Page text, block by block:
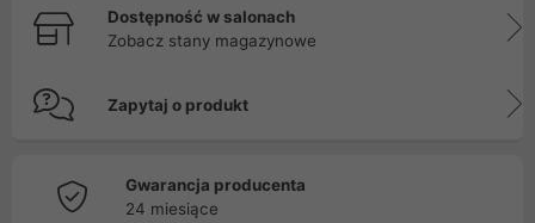
Dostępność w salonach
Zobacz stany magazynowe
Zapytaj o produkt
Gwarancja producenta
24 miesiące